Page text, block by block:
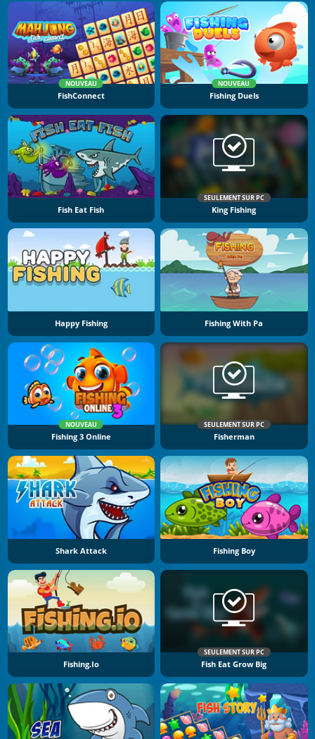
NOUVEAU
FishConnect
NOUVEAU
Fishing Duels
Fish Eat Fish
SEULEMENT SUR PC
King Fishing
Happy Fishing Fishing With Pa
NOUVEAU
Fishing 3 Online
SEULEMENT SUR PC
Fisherman
Shark Attack Fishing Boy
Fishing.io
SEULEMENT SUR PC
Fish Eat Grow Big